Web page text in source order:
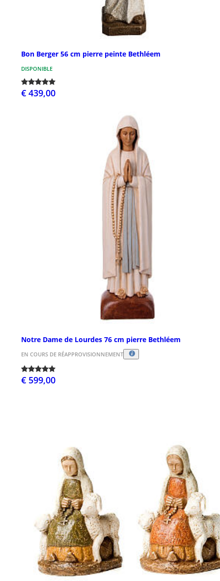
Bon Berger 56 cm pierre peinte Bethléem
DISPONIBLE
€ 439,00
Notre Dame de Lourdes 76 cm pierre Bethléem
EN COURS DE RÉAPPROVISIONNEMENT
€ 599,00